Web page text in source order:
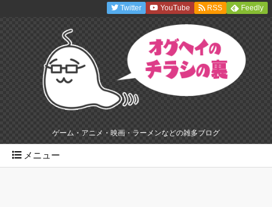
ゲーム・アニメ・映画・ラーメンなどの雑多ブログ
メニュー
Twitter YouTube RSS Feedly